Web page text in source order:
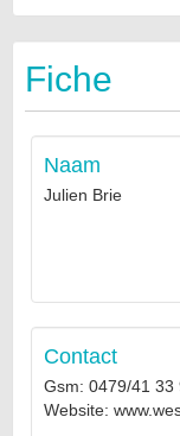
Fiche
Naam
Julien Brie
Contact
Gsm: 0479/41 33
Website: